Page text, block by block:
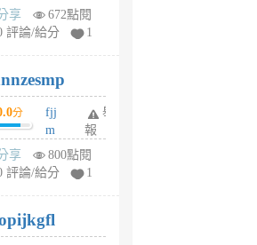
sg
sr
6
個
月
前
享
672點閱
評論/給分
1
分
fjj
m
w
rs
6
個
舉
報
享
800點閱
評論/給分
1